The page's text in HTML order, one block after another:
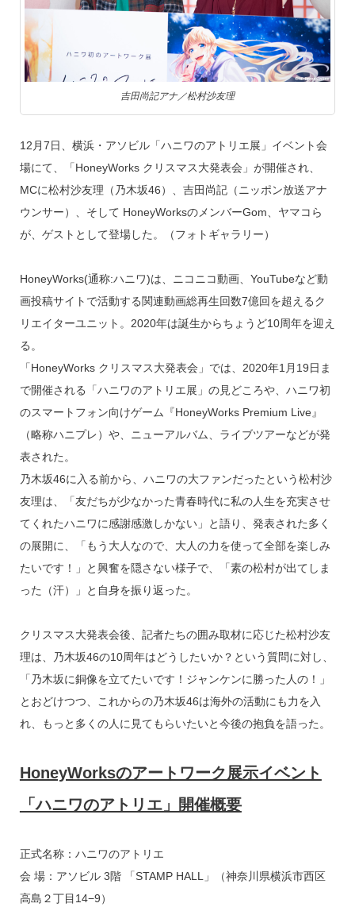
k
吉田尚記アナ／松村沙友理
12月7日、横浜・アソビル「ハニワのアトリエ展」イベント会
場にて、「HoneyWorks クリスマス大発表会」が開催され、
MCに松村沙友理（乃木坂46）、吉田尚記（ニッポン放送アナ
ウンサー）、そして HoneyWorksのメンバーGom、ヤマコら
が、ゲストとして登場した。（フォトギャラリー）
HoneyWorks(通称:ハニワ)は、ニコニコ動画、YouTubeなど動
画投稿サイトで活動する関連動画総再生回数7億回を超えるク
リエイターユニット。2020年は誕生からちょうど10周年を迎え
る。
「HoneyWorks クリスマス大発表会」では、2020年1月19日ま
で開催される「ハニワのアトリエ展」の見どころや、ハニワ初
のスマートフォン向けゲーム『HoneyWorks Premium Live』
（略称ハニプレ）や、ニューアルバム、ライブツアーなどが発
表された。
乃木坂46に入る前から、ハニワの大ファンだったという松村沙
友理は、「友だちが少なかった青春時代に私の人生を充実させ
てくれたハニワに感謝感激しかない」と語り、発表された多く
の展開に、「もう大人なので、大人の力を使って全部を楽しみ
たいです！」と興奮を隠さない様子で、「素の松村が出てしま
った（汗）」と自身を振り返った。
クリスマス大発表会後、記者たちの囲み取材に応じた松村沙友
理は、乃木坂46の10周年はどうしたいか？という質問に対し、
「乃木坂に銅像を立てたいです！ジャンケンに勝った人の！」
とおどけつつ、これからの乃木坂46は海外の活動にも力を入
れ、もっと多くの人に見てもらいたいと今後の抱負を語った。
HoneyWorksのアートワーク展示イベント
「ハニワのアトリエ」開催概要
正式名称：ハニワのアトリエ
会 場：アソビル 3階 「STAMP HALL」（神奈川県横浜市西区
高島２丁目14−9）